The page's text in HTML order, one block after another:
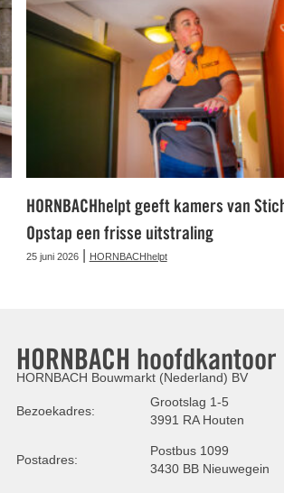
HORNBACHhelpt geeft kamers van
Opstap een frisse uitstraling
25 juni 2026| HORNBACHhelpt
HORNBACH hoofdkantoor
HORNBACH Bouwmarkt (Nederland) BV
Bezoekadres:
Grootslag 1-5
3991 RA Houten
Postadres:
Postbus 1099
3430 BB Nieuwegein